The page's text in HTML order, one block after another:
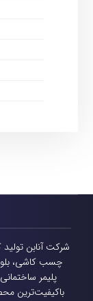
شرکت آنابن
چسب کاشی،
پلیمر
باکیفیت‌ترین